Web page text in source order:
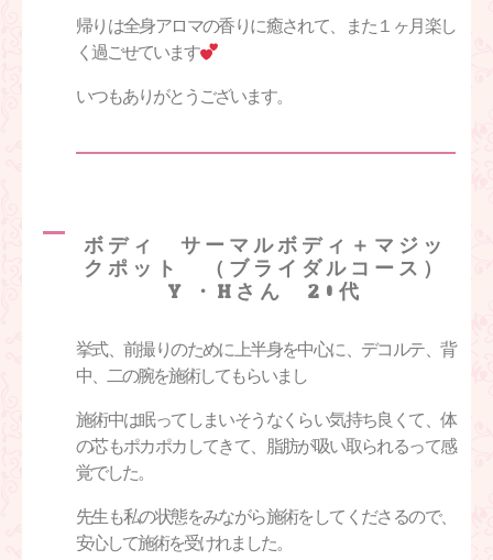
帰りは全身アロマの香りに癒されて、また１ヶ月楽し
く過ごせています
いつもありがとうございます。
ボディ サーマルボディ＋マジッ
クポット （ブライダルコース）
Y.・Hさん 20代
挙式、前撮りのために上半身を中心に、デコルテ、背
中、二の腕を施術してもらいまし
施術中は眠ってしまいそうなくらい気持ち良くて、体
の芯もポカポカしてきて、脂肪が吸い取られるって感
覚でした。
先生も私の状態をみながら施術をしてくださるので、
安心して施術を受けれました。